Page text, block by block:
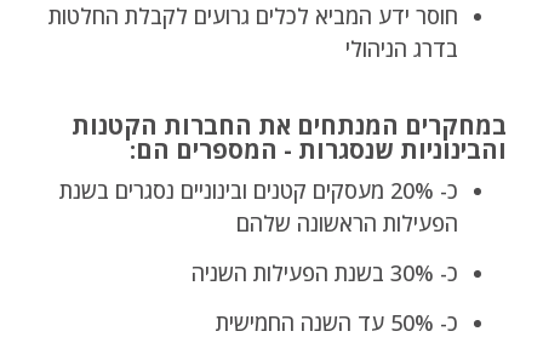
חוסר ידע המביא לכלים גרועים לקבלת החלטות
בדרג הניהולי
במחקרים המנתחים את החברות הקטנות
והבינוניות שנסגרות - המספרים הם:
כ- 20% מעסקים קטנים ובינוניים נסגרים בשנת
הפעילות הראשונה שלהם
כ- 30% בשנת הפעילות השניה
כ- 50% עד השנה החמישית